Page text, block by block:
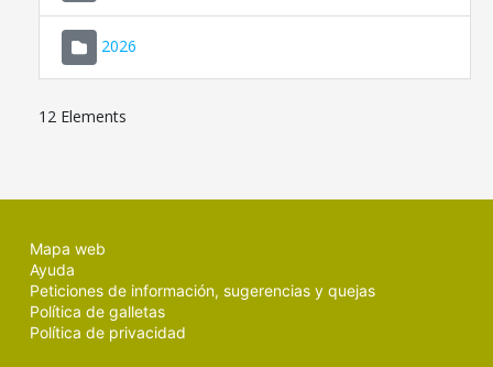
2026
12 Elements
Mapa web
Ayuda
Peticiones de información, sugerencias y quejas
Política de galletas
Política de privacidad